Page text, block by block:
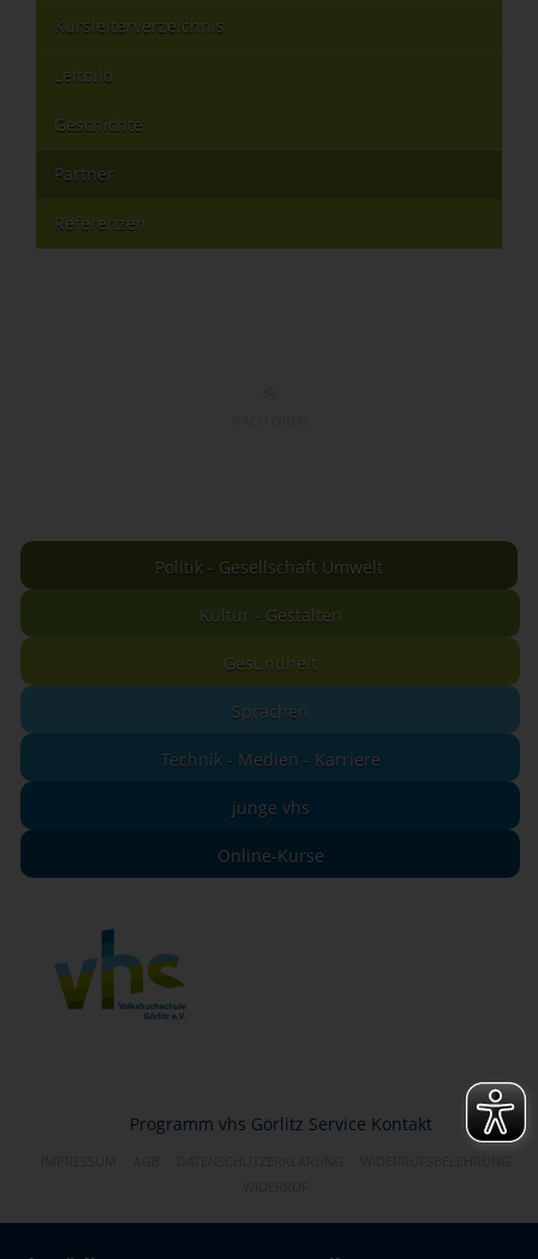
Kursleiterverzeichnis
Leitbild
Geschichte
Partner
Referenzen
Politik - Gesellschaft Umwelt
Kultur - Gestalten
Gesundheit
Sprachen
Technik - Medien - Karriere
junge vhs
Online-Kurse
Programm vhs Görlitz Service Kontakt